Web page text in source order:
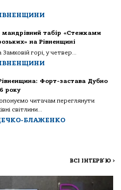
мандрівний табір «Стежками
на Рівненщині
горі, у четвер...
Форт-застава Дубно
року
читачам переглянути
світлини...
БЛАЖЕНКО
ВСІ ІНТЕРВ'Ю >